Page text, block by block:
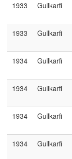
1933 Gullkarfi
1933 Gullkarfi
1934 Gullkarfi
1934 Gullkarfi
1934 Gullkarfi
1934 Gullkarfi